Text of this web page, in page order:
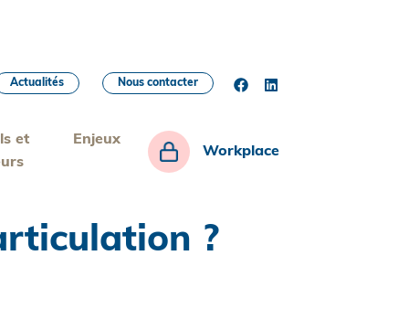
et
Enjeux
Workplace
Actualités Nous contacter
?